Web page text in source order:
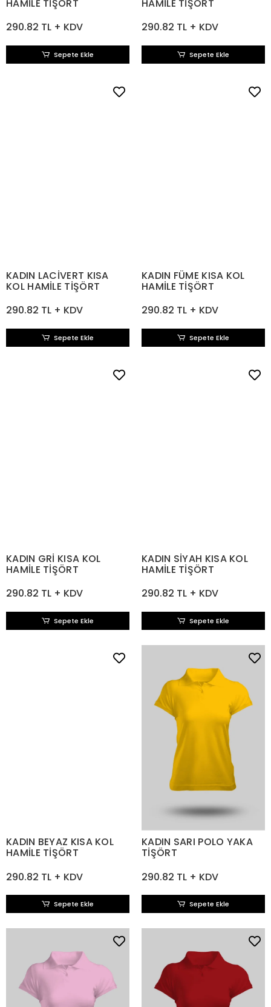
HAMİLE TİŞÖRT
290.82 TL + KDV
Sepete Ekle
HAMİLE TİŞÖRT
290.82 TL + KDV
Sepete Ekle
KADIN LACİVERT KISA
KOL HAMİLE TİŞÖRT
290.82 TL + KDV
Sepete Ekle
KADIN FÜME KISA KOL
HAMİLE TİŞÖRT
290.82 TL + KDV
Sepete Ekle
KADIN GRİ KISA KOL
HAMİLE TİŞÖRT
290.82 TL + KDV
Sepete Ekle
KADIN SİYAH KISA KOL
HAMİLE TİŞÖRT
290.82 TL + KDV
Sepete Ekle
KADIN BEYAZ KISA KOL
HAMİLE TİŞÖRT
290.82 TL + KDV
Sepete Ekle
KADIN SARI POLO YAKA
TİŞÖRT
290.82 TL + KDV
Sepete Ekle